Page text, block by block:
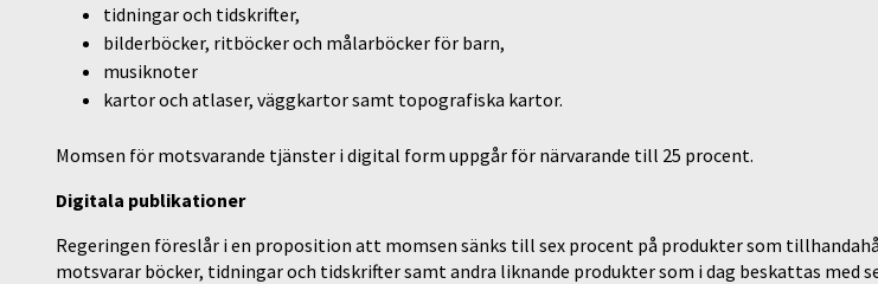
tidningar och tidskrifter,
bilderböcker, ritböcker och målarböcker för barn,
musiknoter
kartor och atlaser, väggkartor samt topografiska kartor.
Momsen för motsvarande tjänster i digital form uppgår för närvarande till 25 procent.
Digitala publikationer
Regeringen föreslår i en proposition att momsen sänks till sex procent på produkter som
motsvarar böcker, tidningar och tidskrifter samt andra liknande produkter som i dag beskattas med